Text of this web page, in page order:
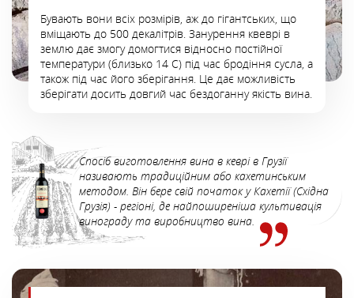
Бувають вони всіх розмірів, аж до гігантських, що
вміщають до 500 декалітрів. Занурення квеврі в
землю дає змогу домогтися відносно постійної
температури (близько 14 С) під час бродіння сусла, а
також під час його зберігання. Це дає можливість
зберігати досить довгий час бездоганну якість вина.
Спосіб виготовлення вина в кеврі в Грузії
називають традиційним або кахетинським
методом. Він бере свій початок у Кахетії (Східна
Грузія) - регіоні, де найпоширеніша культивація
винограду та виробництво вина.